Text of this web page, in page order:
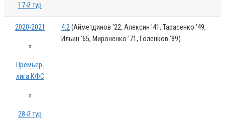
17-й тур
2020-2021
»
Премьер-
лига КФС
»
28-й тур
4:2(Айметдинов '22, Алексин '41, Тарасенко '49,
Ильин '65, Мироненко '71, Голенков '89)